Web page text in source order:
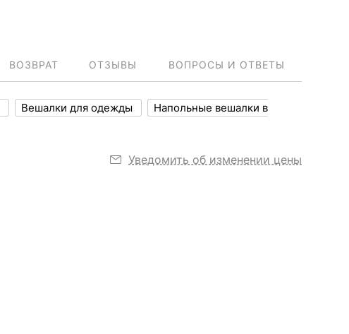
ВОЗВРАТ ОТЗЫВЫ ВОПРОСЫ И ОТВЕТЫ
Вешалки для одежды
Напольные вешалки в
Уведомить об изменении цены